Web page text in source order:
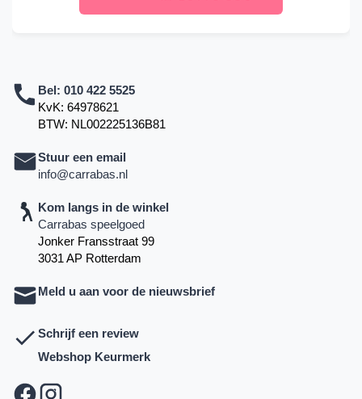
Bel: 010 422 5525
KvK: 64978621
BTW: NL002225136B81
Stuur een email
info@carrabas.nl
Kom langs in de winkel
Carrabas speelgoed
Jonker Fransstraat 99
3031 AP Rotterdam
Meld u aan voor de nieuwsbrief
Schrijf een review
Webshop Keurmerk